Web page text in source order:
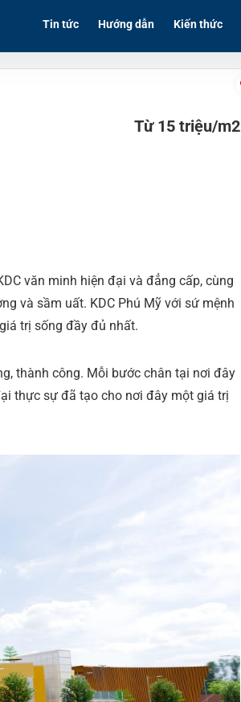
Tin tức Hướng dẫn Kiến thức
Từ 15 triệu/m2
văn minh hiện đại và đẳng cấp, cùng
và sầm uất. KDC Phú Mỹ với sứ mệnh
trị sống đầy đủ nhất.
thành công. Mỗi bước chân tại nơi đây
thực sự đã tạo cho nơi đây một giá trị